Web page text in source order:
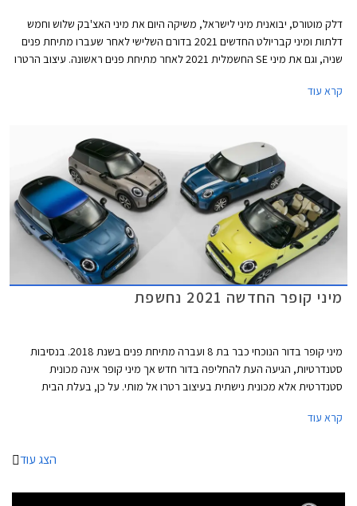
דלק מוטורס, יבואנית מיני לישראל, משיקה היום את מיני האצ'בק שלוש וחמש
דלתות ומיני קבריולט החדשים 2021 בדורם השלישי לאחר שעברו מתיחת פנים
שניה, וגם את מיני SE החשמלית 2021 לאחר מתיחת פנים ראשונה. עיצוב הרטרו
"חשמלי" ואטום עם מסגרת בגוון שחור מבריק. הפגוש הקדמי כולל כעת כונסי
פנס ערפל מרכזי. פנסי LED אחוריים עם גרפיקת דגל בריטניה - Union Lack
אינץ' חדשים, וצבעי מרכב חדשים לרבות צביעה רב גונית לגג המשלבת שני
צבעים.
קרא עוד
מיני קופר החדשה 2021 נחשפת
מיני קופר בדור הנוכחי כבר בת 8 ועברה מתיחת פנים בשנת 2018. בנסיבות
סטנדרטיות, הגיעה העת להחליפה בדור חדש אך מיני קופר אינה מכונית
סטנדרטית אלא מכונית נישתית בעיצוב רטרו אל מותי. על כן, בעלת הבית
אשר ישאירו אותה עדכנית בקו החזית לשנים הקרובות.
קרא עוד
הצג עוד